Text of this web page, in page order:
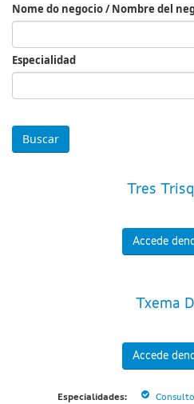
Nome do negocio / Nombre del
Especialidad
Tres
Accede
Txema
Accede
Especialidades: